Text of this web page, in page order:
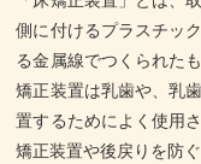
側に付けるプラスチッ
る金属線でつくられた
矯正装置は乳歯や、乳
置するためによく使用
矯正装置や後戻りを防